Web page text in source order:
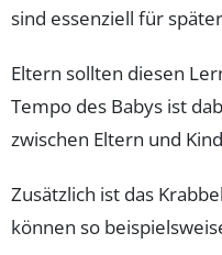
sind essenziell für
Eltern sollten diesen
Tempo des Babys ist
zwischen Eltern und
Zusätzlich ist das
können so